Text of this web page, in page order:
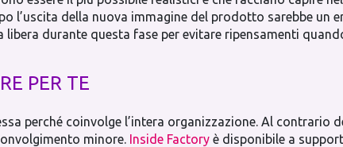
l’uscita della nuova immagine del prodotto sarebbe un
durante questa fase per evitare ripensamenti
PER TE
perché coinvolge l’intera organizzazione. Al contrario
minore. Inside Factory è disponibile a